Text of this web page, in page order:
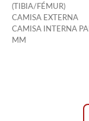
(TIBIA/FÉMUR)
CAMISA EXTERNA
CAMISA INTERNA
MM